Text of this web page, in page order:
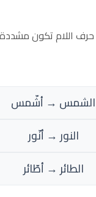
حرف اللام تكون مشددة
الشمس → أشّمس
النور → أنّور
الطائر → أطّائر